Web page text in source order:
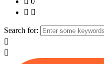
Search for: